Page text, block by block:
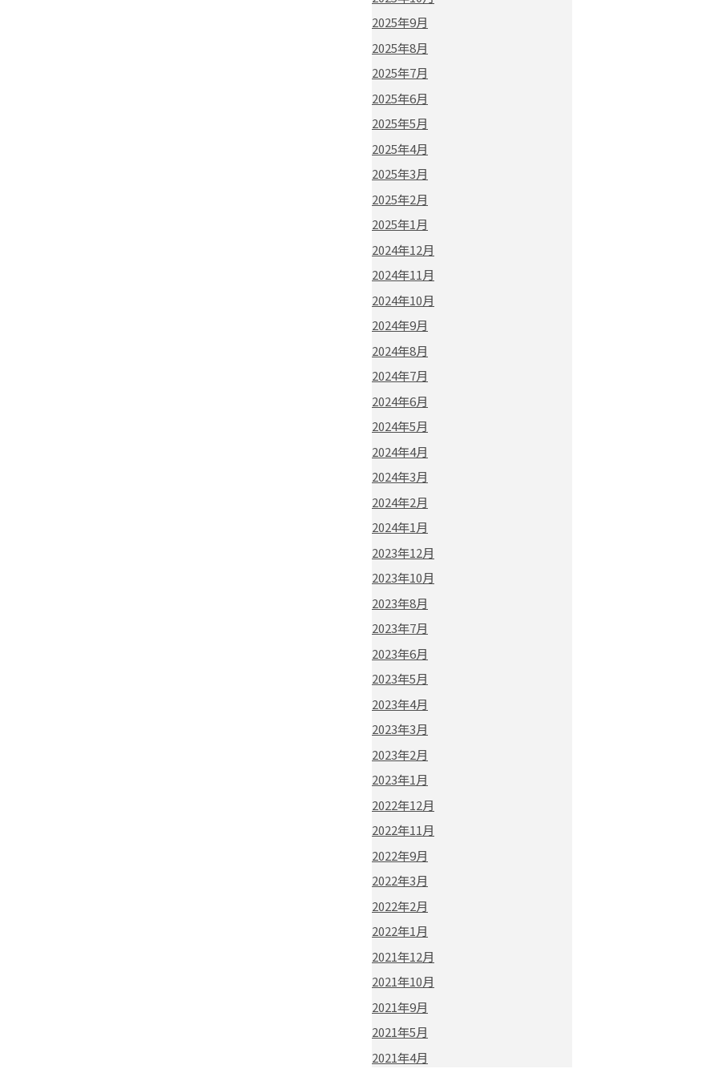
2025年9月
2025年8月
2025年7月
2025年6月
2025年5月
2025年4月
2025年3月
2025年2月
2025年1月
2024年12月
2024年11月
2024年10月
2024年9月
2024年8月
2024年7月
2024年6月
2024年5月
2024年4月
2024年3月
2024年2月
2024年1月
2023年12月
2023年10月
2023年8月
2023年7月
2023年6月
2023年5月
2023年4月
2023年3月
2023年2月
2023年1月
2022年12月
2022年11月
2022年9月
2022年3月
2022年2月
2022年1月
2021年12月
2021年10月
2021年9月
2021年5月
2021年4月